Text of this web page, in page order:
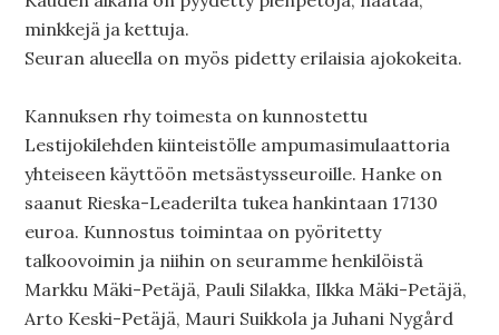
minkkejä ja kettuja.
Seuran alueella on myös pidetty erilaisia ajokokeita.
Kannuksen rhy toimesta on kunnostettu
Lestijokilehden kiinteistölle ampumasimulaattoria
yhteiseen käyttöön metsästysseuroille. Hanke on
saanut Rieska-Leaderilta tukea hankintaan 17130
euroa. Kunnostus toimintaa on pyöritetty
talkoovoimin ja niihin on seuramme henkilöistä
Markku Mäki-Petäjä, Pauli Silakka, Ilkka Mäki-Petäjä,
Arto Keski-Petäjä, Mauri Suikkola ja Juhani Nygård